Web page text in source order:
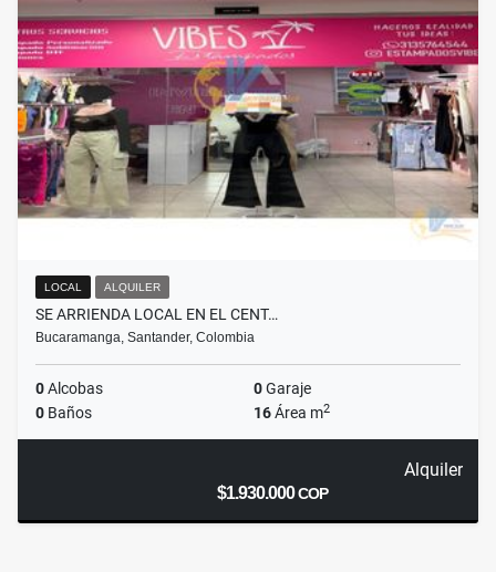
LOCAL ALQUILER
SE ARRIENDA LOCAL EN EL CENT…
Bucaramanga, Santander, Colombia
0Alcobas 0Garaje
0 Baños 16Área m2
Alquiler
$1.930.000COP